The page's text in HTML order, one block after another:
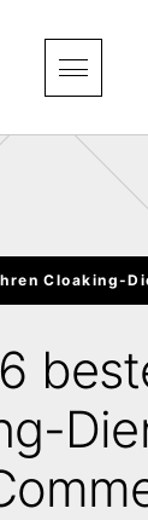
Cloaking-